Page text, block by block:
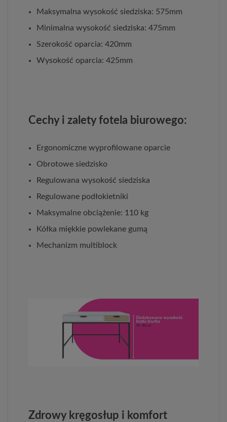
Maksymalna wysokość siedziska: 575mm
Minimalna wysokość siedziska: 475mm
Szerokość oparcia: 420mm
Wysokość oparcia: 425mm
Cechy i zalety fotela biurowego:
Ergonomiczne wyprofilowane oparcie
Obrotowe siedzisko
Regulowana wysokość siedziska
Regulowane podłokietniki
Maksymalne obciążenie: 110 kg
Kółka miękkie powlekane gumą
Mechanizm multiblock
Zdrowy kręgosłup i komfort